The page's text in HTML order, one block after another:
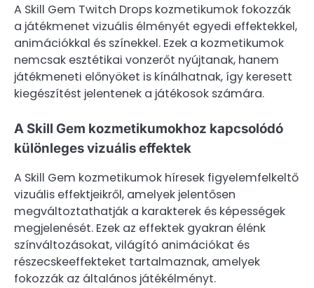
A Skill Gem Twitch Drops kozmetikumok fokozzák
a játékmenet vizuális élményét egyedi effektekkel,
animációkkal és színekkel. Ezek a kozmetikumok
nemcsak esztétikai vonzerőt nyújtanak, hanem
játékmeneti előnyöket is kínálhatnak, így keresett
kiegészítést jelentenek a játékosok számára.
A Skill Gem kozmetikumokhoz kapcsolódó
különleges vizuális effektek
A Skill Gem kozmetikumok híresek figyelemfelkeltő
vizuális effektjeikről, amelyek jelentősen
megváltoztathatják a karakterek és képességek
megjelenését. Ezek az effektek gyakran élénk
színváltozásokat, világító animációkat és
részecskeeffekteket tartalmaznak, amelyek
fokozzák az általános játékélményt.